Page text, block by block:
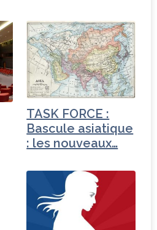
TASK FORCE :
Bascule asiatique
: les nouveaux…